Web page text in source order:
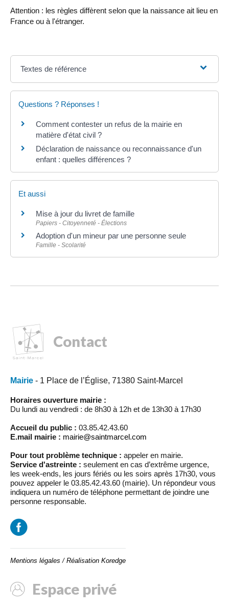
Attention : les règles diffèrent selon que la naissance ait lieu en
France ou à l'étranger.
Textes de référence
Questions ? Réponses !
Comment contester un refus de la mairie en
matière d'état civil ?
Déclaration de naissance ou reconnaissance d'un
enfant : quelles différences ?
Et aussi
Mise à jour du livret de famille
Papiers - Citoyenneté - Élections
Adoption d'un mineur par une personne seule
Famille - Scolarité
Contact
Mairie - 1 Place de l’Église, 71380 Saint-Marcel
Horaires ouverture mairie :
Du lundi au vendredi : de 8h30 à 12h et de 13h30 à 17h30
Accueil du public : 03.85.42.43.60
E.mail mairie : mairie@saintmarcel.com
Pour tout problème technique : appeler en mairie.
Service d'astreinte : seulement en cas d’extrême urgence,
les week-ends, les jours fériés ou les soirs après 17h30, vous
pouvez appeler le 03.85.42.43.60 (mairie). Un répondeur vous
indiquera un numéro de téléphone permettant de joindre une
personne responsable.
Mentions légales / Réalisation Koredge
Espace privé